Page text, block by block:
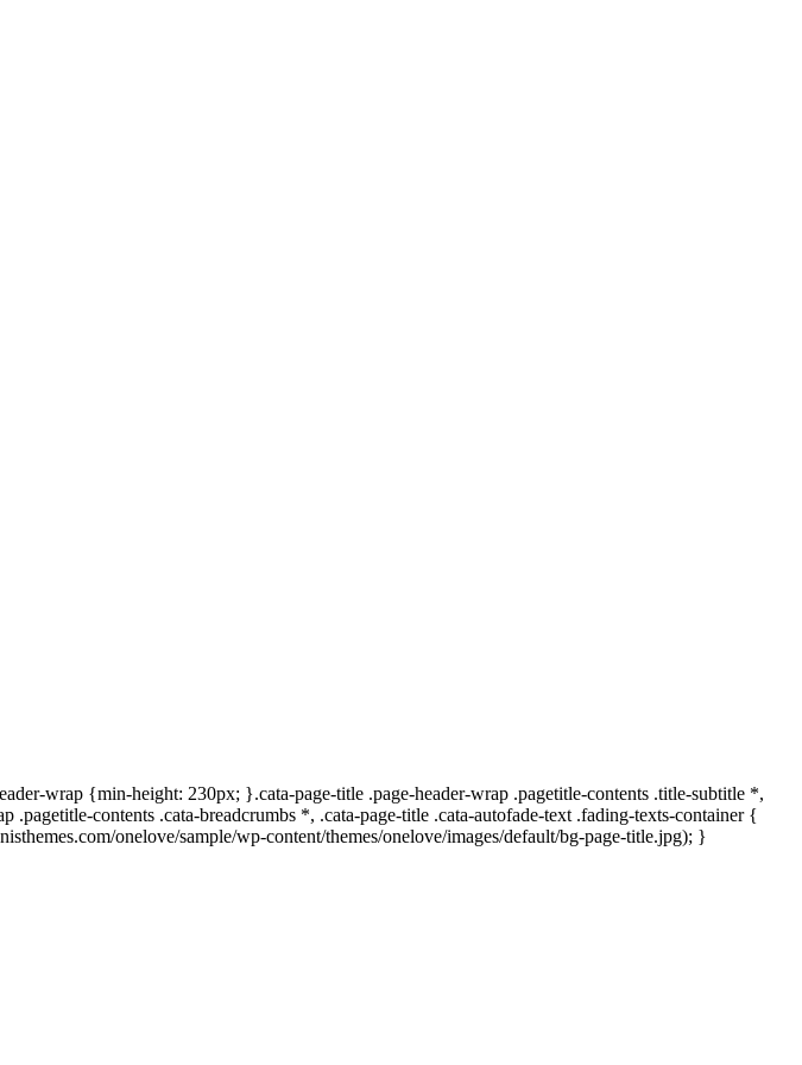
wrap {min-height: 230px; }.cata-page-title .page-header-wrap .pagetitle-contents .title-subtitle *,
.pagetitle-contents .cata-breadcrumbs *, .cata-page-title .cata-autofade-text .fading-texts-container {
onelove/sample/wp-content/themes/onelove/images/default/bg-page-title.jpg); }